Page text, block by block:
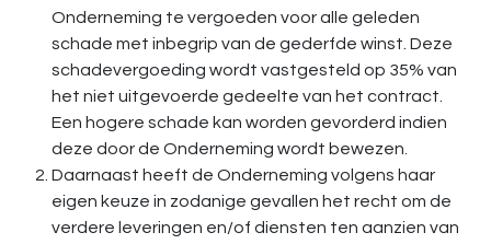
Onderneming te vergoeden voor alle geleden
schade met inbegrip van de gederfde winst. Deze
schadevergoeding wordt vastgesteld op 35% van
het niet uitgevoerde gedeelte van het contract.
Een hogere schade kan worden gevorderd indien
deze door de Onderneming wordt bewezen.
Daarnaast heeft de Onderneming volgens haar
eigen keuze in zodanige gevallen het recht om de
verdere leveringen en/of diensten ten aanzien van